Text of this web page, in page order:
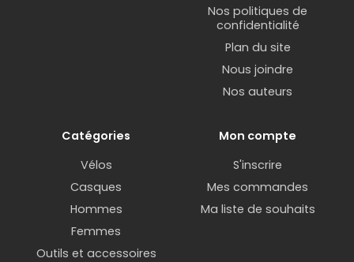
Nos politiques de
confidentialité
Plan du site
Nous joindre
Nos auteurs
Catégories
Vélos
Casques
Hommes
Femmes
Outils et accessoires
Mon compte
S'inscrire
Mes commandes
Ma liste de souhaits